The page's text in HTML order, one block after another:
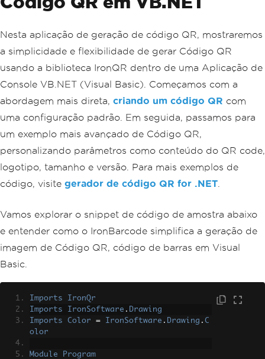
Nesta aplicação de geração de código QR, mostraremos
a simplicidade e flexibilidade de gerar Código QR
usando a biblioteca IronQR dentro de uma Aplicação de
Console VB.NET (Visual Basic). Começamos com a
abordagem mais direta, criando um código QR com
uma configuração padrão. Em seguida, passamos para
um exemplo mais avançado de Código QR,
personalizando parâmetros como conteúdo do QR code,
logotipo, tamanho e versão. Para mais exemplos de
código, visite gerador de código QR for .NET
Vamos explorar o snippet de código de amostra abaixo
e entender como o IronBarcode simplifica a geração de
imagem de Código QR, código de barras em Visual
Basic.
Imports
IronQr
Imports
IronSoftware . Drawing
Imports
Color = IronSoftware . Drawing . C
olor
Module
Program